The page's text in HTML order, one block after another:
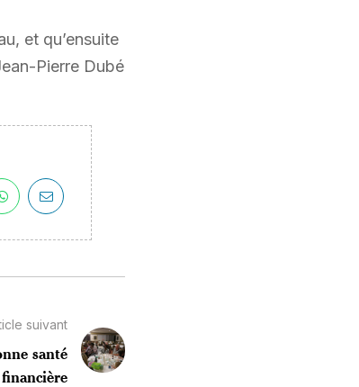
et qu’ensuite
Pierre Dubé
suivant
santé
financière